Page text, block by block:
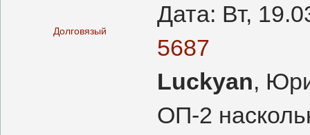
Долговязый
Дата: Вт,
5687
Luckyan,
ОП-2